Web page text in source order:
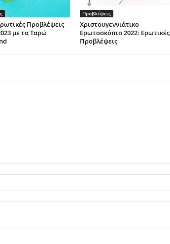
Προβλέψεις
με τα Ταρώ
Προβλέψεις
Χριστουγεννιάτικο
Ερωτοσκόπιο 2022: Ερωτικές
Προβλέψεις